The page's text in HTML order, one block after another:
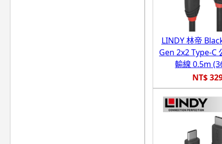
LINDY 林帝
Gen 2x2 Type-C
輸線 0.5m
NT$